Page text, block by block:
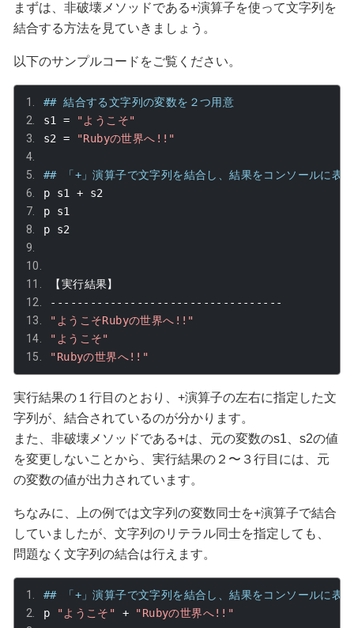
まずは、非破壊メソッドである+演算子を使って文字列を
結合する方法を見ていきましょう。
以下のサンプルコードをご覧ください。
## 結合する文字列の変数を２つ用意
s1 =
"ようこそ"
s2 = "Rubyの世界へ!!"
## 「+」演算子で文字列を結合し、結果をコンソールに表示
p s1 + s2
p s1
p s2
【実行結果】
-----------------------------------
"ようこそRubyの世界へ!!"
"ようこそ"
"Rubyの世界へ!!"
実行結果の１行目のとおり、 +演算子の左右に指定した文
字列が、結合されているのが分かります。
また、非破壊メソッドである+は、元の変数のs1、 s2の値
を変更しないことから、実行結果の２〜３行目には、元
の変数の値が出力されています。
ちなみに、上の例では文字列の変数同士を+演算子で結合
していましたが、文字列のリテラル同士を指定しても、
問題なく文字列の結合は行えます。
## 「+」演算子で文字列を結合し、結果をコンソールに表示
p
"ようこそ" + "Rubyの世界へ!!"